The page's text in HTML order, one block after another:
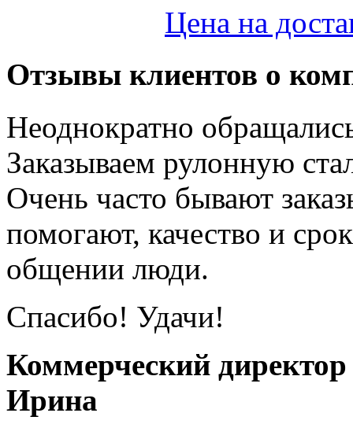
Цена на
Отзывы клиентов о
Неоднократно
Заказываем рулонную
Очень часто бывают
помогают, качество и
общении люди.
Спасибо! Удачи!
Коммерческий
Ирина